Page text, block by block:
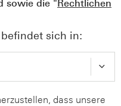
sowie die "Rechtlichen
sich in:
dass unsere